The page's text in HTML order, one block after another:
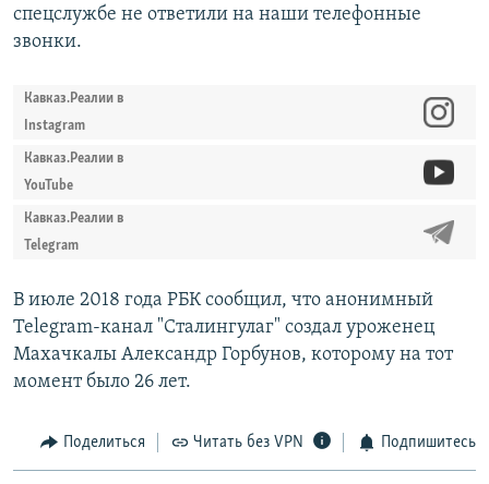
спецслужбе не ответили на наши телефонные
звонки.
Кавказ.Реалии в
Instagram
Кавказ.Реалии в
YouTube
Кавказ.Реалии в
Telegram
В июле 2018 года РБК сообщил, что анонимный
Telegram-канал "Сталингулаг" создал уроженец
Махачкалы Александр Горбунов, которому на тот
момент было 26 лет.
Поделиться Читать без VPN Подпишитесь